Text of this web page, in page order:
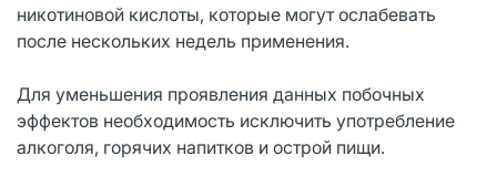
никотиновой кислоты, которые могут ослабевать
после нескольких недель применения.
Для уменьшения проявления данных побочных
эффектов необходимость исключить употребление
алкоголя, горячих напитков и острой пищи.